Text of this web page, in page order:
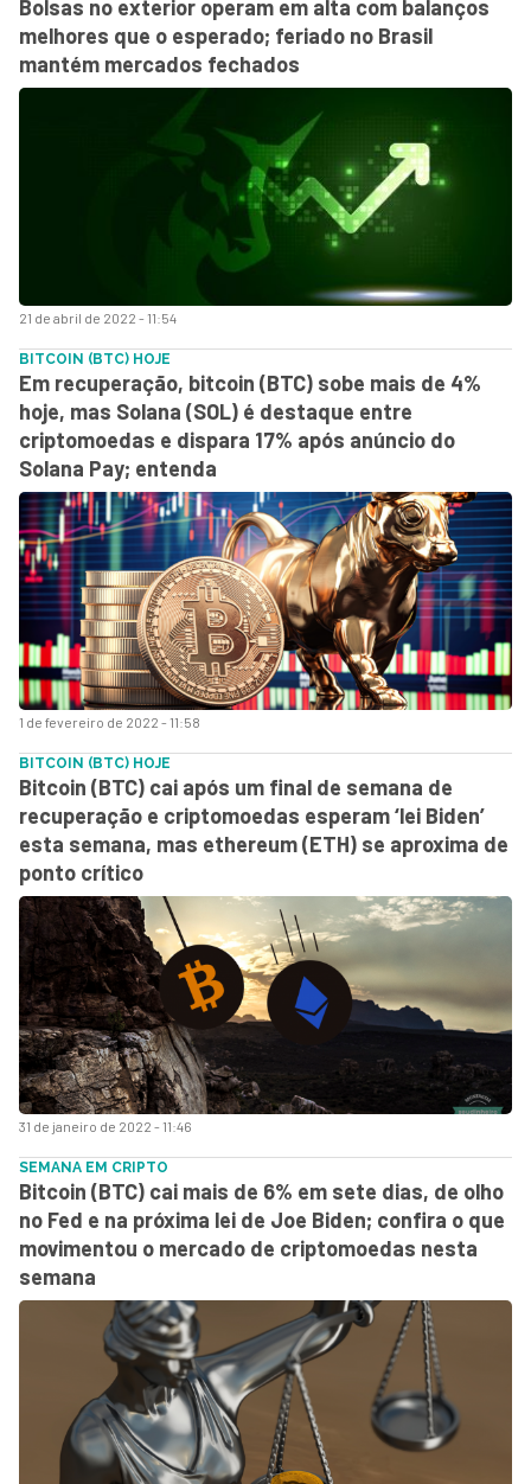
21 de abril de 2022 - 11:54
Bolsas no exterior operam em alta com balanços
melhores que o esperado; feriado no Brasil
mantém mercados fechados
1 de fevereiro de 2022 - 11:58
BITCOIN (BTC) HOJE
Em recuperação, bitcoin (BTC) sobe mais de 4%
hoje, mas Solana (SOL) é destaque entre
criptomoedas e dispara 17% após anúncio do
Solana Pay; entenda
31 de janeiro de 2022 - 11:46
BITCOIN (BTC) HOJE
Bitcoin (BTC) cai após um final de semana de
recuperação e criptomoedas esperam ‘lei Biden’
esta semana, mas ethereum (ETH) se aproxima de
ponto crítico
SEMANA EM CRIPTO
Bitcoin (BTC) cai mais de 6% em sete dias, de olho
no Fed e na próxima lei de Joe Biden; confira o que
movimentou o mercado de criptomoedas nesta
semana